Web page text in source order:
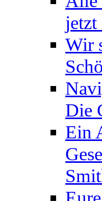
jetzt
Wir
Die
Ein